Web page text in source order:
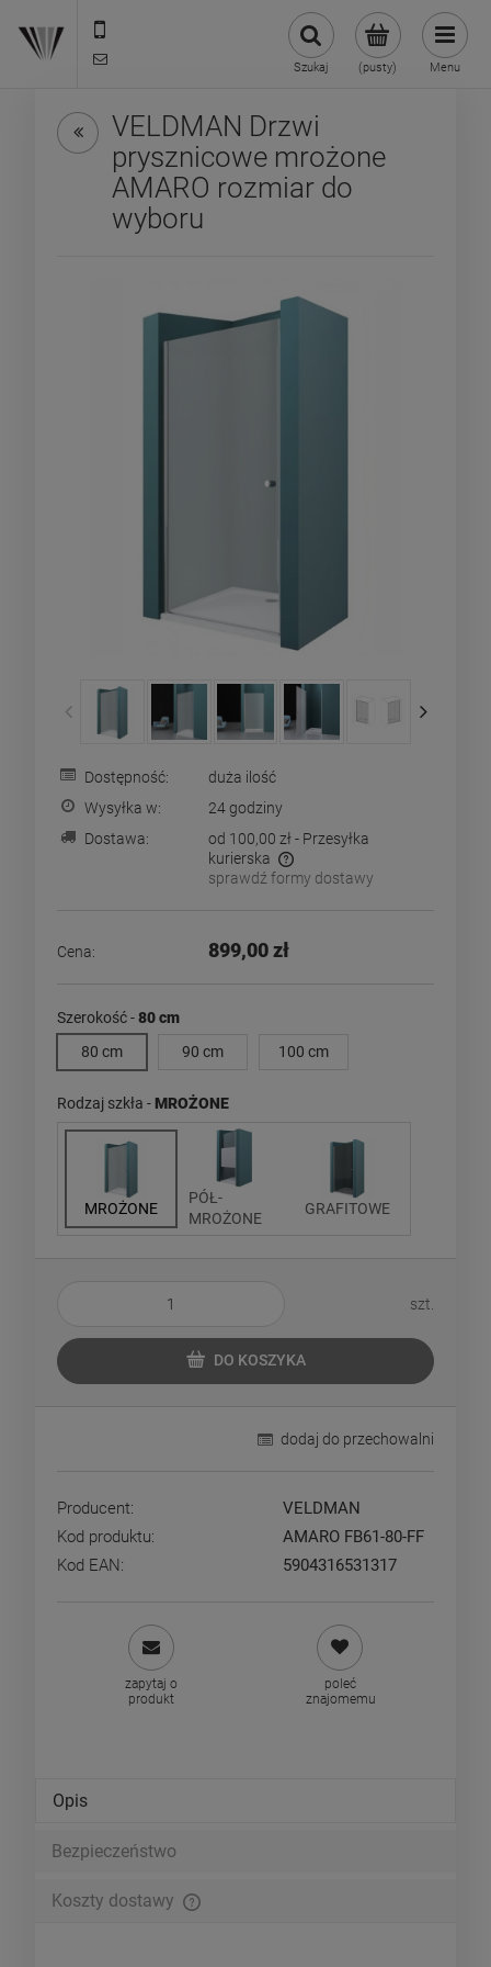
(pusty)
Szukaj Menu
VELDMAN Drzwi
prysznicowe mrożone
AMARO rozmiar do
wyboru
Dostępność:
duża ilość
Wysyłka w:
24 godziny
Dostawa:
od 100,00 zł - Przesyłka
kurierska
Cena nie zawiera ewentualnych kosztów płatności
sprawdź formy dostawy
Cena: 899,00 zł
Szerokość -80 cm
80 cm
90 cm 100 cm
Rodzaj szkła -MROŻONE
MROŻONE
PÓŁ-
MROŻONE
GRAFITOWE
szt.
DO KOSZYKA
dodaj do przechowalni
Producent:
VELDMAN
Kod produktu:
AMARO FB61-80-FF
Kod EAN:
5904316531317
zapytaj o
produkt
poleć
znajomemu
Opis
Bezpieczeństwo
Koszty dostawy